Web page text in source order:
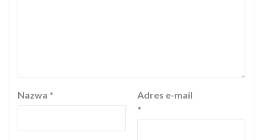
Nazwa *
Adres e-mail
*